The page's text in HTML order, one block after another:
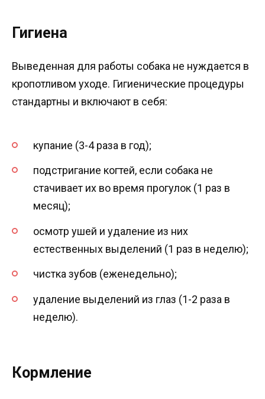
Гигиена
Выведенная для работы собака не нуждается в
кропотливом уходе. Гигиенические процедуры
стандартны и включают в себя:
купание (3-4 раза в год);
подстригание когтей, если собака не
стачивает их во время прогулок (1 раз в
месяц);
осмотр ушей и удаление из них
естественных выделений (1 раз в неделю);
чистка зубов (еженедельно);
удаление выделений из глаз (1-2 раза в
неделю).
Кормление